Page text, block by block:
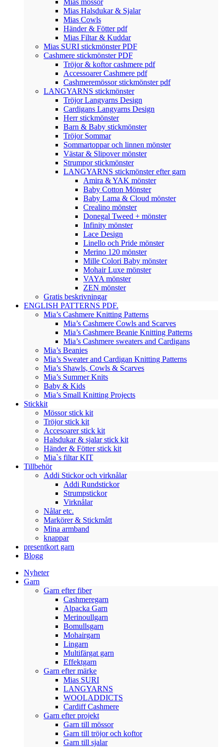
Mias mössor
Mias Halsdukar & Sjalar
Mias Cowls
Händer & Fötter pdf
Mias Filtar & Kuddar
Mias SURI stickmönster PDF
Cashmere stickmönster PDF
Tröjor & koftor cashmere pdf
Accessoarer Cashmere pdf
Cashmeremössor stickmönster pdf
LANGYARNS stickmönster
Tröjor Langyarns Design
Cardigans Langyarns Design
Herr stickmönster
Barn & Baby stickmönster
Tröjor Sommar
Sommartoppar och linnen mönster
Västar & Slipover mönster
Strumpor stickmönster
LANGYARNS stickmönster efter garn
Amira & YAK mönster
Baby Cotton Mönster
Baby Lama & Cloud mönster
Crealino mönster
Donegal Tweed + mönster
Infinity mönster
Lace Design
Linello och Pride mönster
Merino 120 mönster
Mille Colori Baby mönster
Mohair Luxe mönster
VAYA mönster
ZEN mönster
Gratis beskrivningar
ENGLISH PATTERNS PDF.
Mia’s Cashmere Knitting Patterns
Mia’s Cashmere Cowls and Scarves
Mia’s Cashmere Beanie Knitting Patterns
Mia’s Cashmere sweaters and Cardigans
Mia’s Beanies
Mia’s Sweater and Cardigan Knitting Patterns
Mia’s Shawls, Cowls & Scarves
Mia’s Summer Knits
Baby & Kids
Mia’s Small Knitting Projects
Stickkit
Mössor stick kit
Tröjor stick kit
Accesoarer stick kit
Halsdukar & sjalar stick kit
Händer & Fötter stick kit
Mia`s filtar KIT
Tillbehör
Addi Stickor och virknålar
Addi Rundstickor
Strumpstickor
Virknålar
Nålar etc.
Markörer & Stickmått
Mina armband
knappar
presentkort garn
Blogg
Nyheter
Garn
Garn efter fiber
Cashmeregarn
Alpacka Garn
Merinoullgarn
Bomullsgarn
Mohairgarn
Lingarn
Multifärgat garn
Effektgarn
Garn efter märke
Mias SURI
LANGYARNS
WOOLADDICTS
Cardiff Cashmere
Garn efter projekt
Garn till mössor
Garn till tröjor och koftor
Garn till sjalar